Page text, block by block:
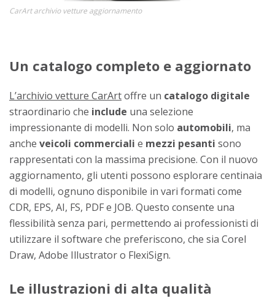
CarArt archivio vetture aggiornamento
Un catalogo completo e aggiornato
L’archivio vetture CarArtoffre un catalogo digitale
straordinario che include una selezione
impressionante di modelli. Non solo automobili, ma
anche veicoli commerciali e mezzi pesanti sono
rappresentati con la massima precisione. Con il nuovo
aggiornamento, gli utenti possono esplorare centinaia
di modelli, ognuno disponibile in vari formati come
CDR, EPS, AI, FS, PDF e JOB. Questo consente una
flessibilità senza pari, permettendo ai professionisti di
utilizzare il software che preferiscono, che sia Corel
Draw, Adobe Illustrator o FlexiSign.
Le illustrazioni di alta qualità